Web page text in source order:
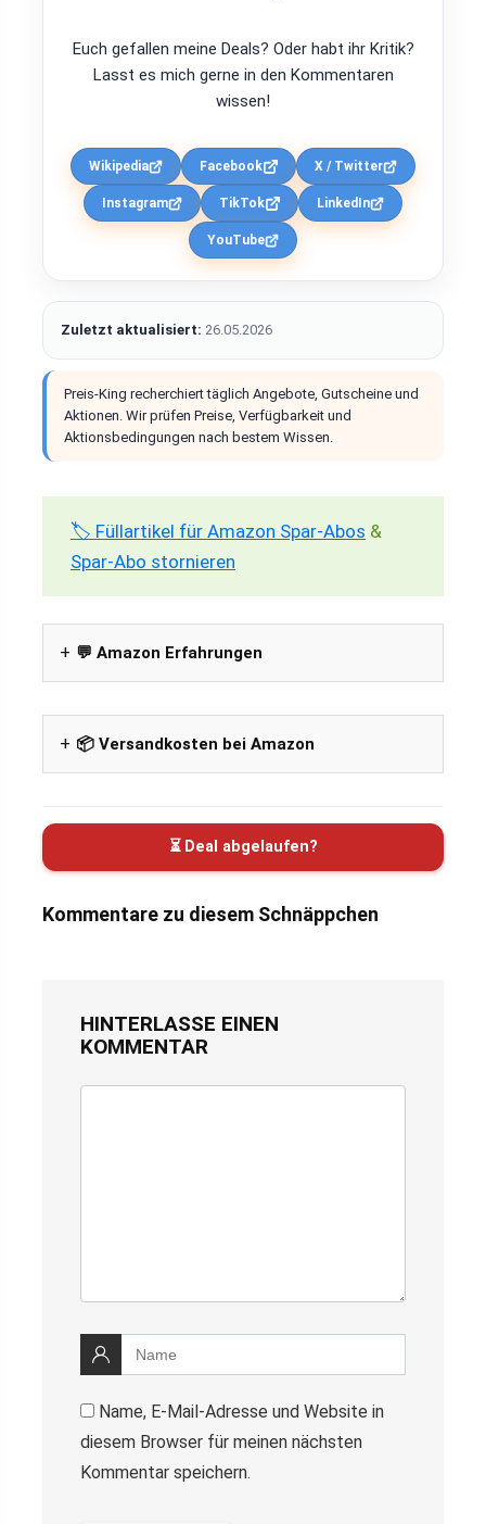
Euch gefallen meine Deals? Oder habt ihr Kritik?
Lasst es mich gerne in den Kommentaren
wissen!
Wikipedia Facebook X / Twitter
Instagram TikTok LinkedIn
YouTube
Zuletzt aktualisiert: 26.05.2026
Preis-King recherchiert täglich Angebote, Gutscheine und
Aktionen. Wir prüfen Preise, Verfügbarkeit und
Aktionsbedingungen nach bestem Wissen.
🏷️ Füllartikel für Amazon Spar-Abos &
Spar-Abo stornieren
💬 Amazon Erfahrungen
📦 Versandkosten bei Amazon
⏳ Deal abgelaufen?
Kommentare zu diesem Schnäppchen
HINTERLASSE EINEN
KOMMENTAR
Name, E-Mail-Adresse und Website in
diesem Browser für meinen nächsten
Kommentar speichern.